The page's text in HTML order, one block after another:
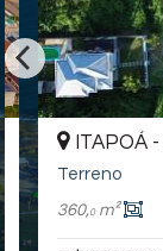
ITAPOÁ -
Terreno
360,0m²